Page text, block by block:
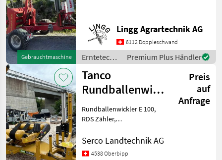
Landtechnik
Erntetechnik
Gruenland
Wickelmaschinen
KATEGORIE
WÄHLEN
Tanco
3
Fort
1
Sonstige
1
Gebrauchtmaschine
Rundballenwickler. Ideal
fürs steile Gelände, da die
Ballen gehalten werden
können. Der Wickle
Lingg Agrartechnik AG
6112 Doppleschwand
Erntetechnik
Grünland /
Fort
Premium Plus Händler
Tanco
Rundballenwickler
E 100 /
Enrubanneuses à
Preis
auf
Anfrage
Rundballenwickler E 100,
RDS Zähler,
Bedienung, automatisches
Serco Landtechnik AG
4538 Oberbipp